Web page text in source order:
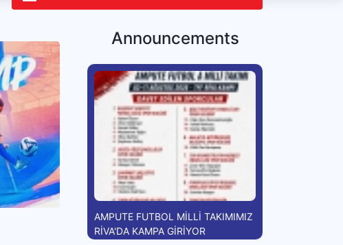
Announcements
AMPUTE FUTBOL MİLLİ TAKIMIMIZ
RİVA'DA KAMPA GİRİYOR